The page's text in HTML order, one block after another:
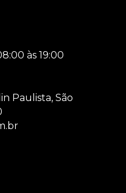
às 19:00
Paulista, São